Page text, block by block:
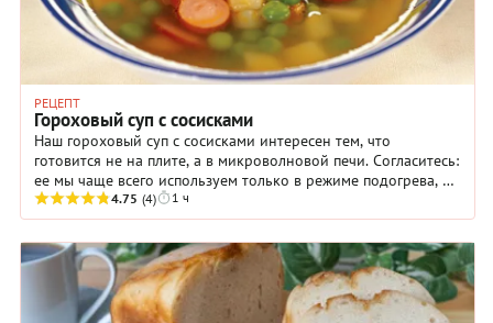
РЕЦЕПТ
Гороховый суп с сосисками
Наш гороховый суп с сосисками интересен тем, что
готовится не на плите, а в микроволновой печи. Согласитесь:
ее мы чаще всего используем только в режиме подогрева, а
остальные функции просто ...
4.75 (4) 1 ч